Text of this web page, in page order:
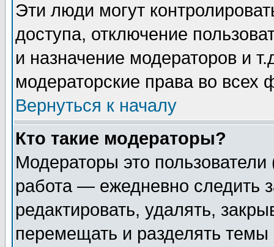
Эти люди могут
доступа, отключение
и назначение модераторов и
модераторские права во всех
Вернуться к началу
Кто такие модераторы?
Модераторы это
работа — ежедневно следить
редактировать, удалять,
перемещать и разделять